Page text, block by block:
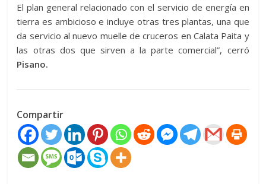
El plan general relacionado con el servicio de energía en
tierra es ambicioso e incluye otras tres plantas, una que
da servicio al nuevo muelle de cruceros en Calata Paita y
las otras dos que sirven a la parte comercial”, cerró
Pisano.
Compartir